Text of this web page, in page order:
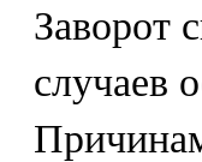
Заворот
случаев